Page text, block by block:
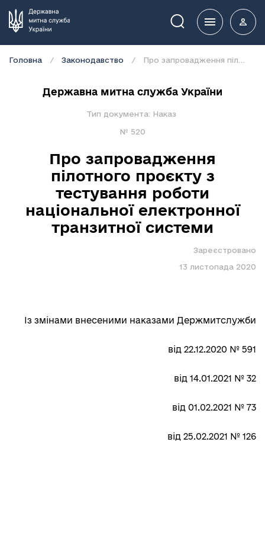
Пошук
Головна Законодавство
Державна митна служба України
Тип документа: Наказ
№ 520
Про запровадження
пілотного проєкту з
тестування роботи
національної електронної
транзитної системи
Зареєстровано
13 листопада 2020
Із змінами внесеними наказами Держмитслужби
від 22.12.2020 № 591
від 14.01.2021 № 32
від 01.02.2021 № 73
від 25.02.2021 № 126